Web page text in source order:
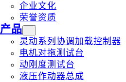
企业文化
荣誉资质
产品
灵动系列协调加载控制器
电机对拖测试台
动刚度测试台
液压作动器总成